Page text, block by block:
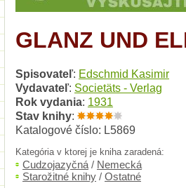
GLANZ UND
Spisovateľ: Edschmid Kasimir
Vydavateľ: Societäts - Verlag
Rok vydania: 1931
Stav knihy:
Katalogové číslo: L5869
Kategória v ktorej je kniha zaradená:
Cudzojazyčná / Nemecká
Starožitné knihy / Ostatné